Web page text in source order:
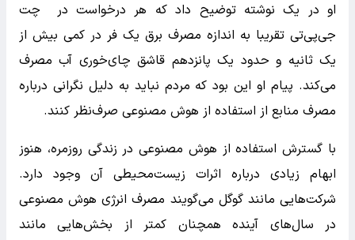
او در یک نوشته توضیح داد که هر درخواست در چت
جی‌پی‌تی تقریبا به اندازه مصرف برق یک فر در کمی بیش از
یک ثانیه و حدود یک پانزدهم قاشق چای‌خوری آب مصرف
می‌کند. پیام او این بود که مردم نباید به دلیل نگرانی درباره
مصرف منابع از استفاده از هوش مصنوعی صرف‌نظر کنند.
با گسترش استفاده از هوش مصنوعی در زندگی روزمره، هنوز
ابهام زیادی درباره اثرات زیست‌محیطی آن وجود دارد.
شرکت‌هایی مانند گوگل می‌گویند مصرف انرژی هوش مصنوعی
در سال‌های آینده همچنان کمتر از بخش‌هایی مانند